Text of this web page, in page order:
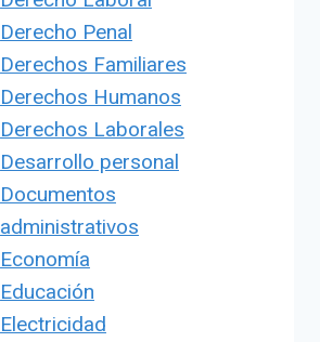
Derecho Penal
Derechos Familiares
Derechos Humanos
Derechos Laborales
Desarrollo personal
Documentos
administrativos
Economía
Educación
Electricidad